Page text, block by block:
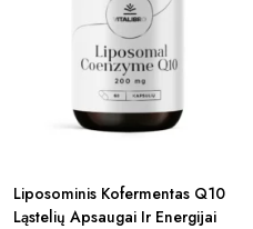
Liposominis Kofermentas Q10
Ląstelių Apsaugai Ir Energijai